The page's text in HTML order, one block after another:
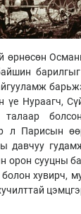
өрнөсөн
үе Нураагч,
талаар
л Парисын
давчуу
орон сууцны
хувирч,